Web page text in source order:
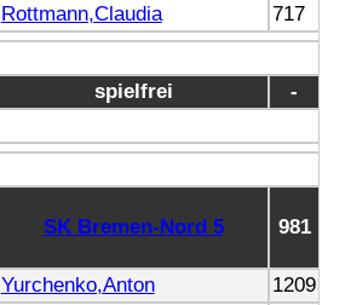
Rottmann,Claudia 717
spielfrei -
SK Bremen-Nord 5 981
Yurchenko,Anton
1209